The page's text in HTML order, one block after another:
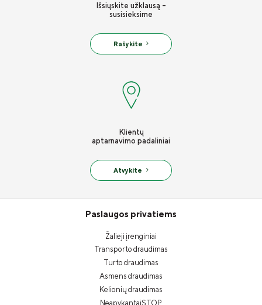
Finansinė informacija
Draudimo taisyklės
Išsiųskite užklausą -
susisieksime
Rašykite
Klientų
aptarnavimo padaliniai
Atvykite
Paslaugos privatiems
Žalieji įrenginiai
Transporto draudimas
Turto draudimas
Asmens draudimas
Kelionių draudimas
NeapykantaiSTOP